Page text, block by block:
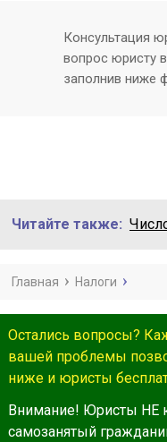
Консультация
вопрос юристу
заполнив ниже
Читайте также:
Главная Налоги
Остались вопросы?
вашей проблемы
ниже и юристы
Внимание! Юристы НЕ
самозанятый